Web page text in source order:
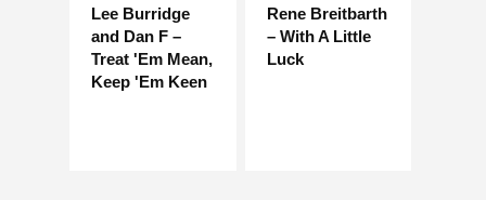
Lee Burridge
and Dan F –
Treat 'Em Mean,
Keep 'Em Keen
Rene Breitbarth
– With A Little
Luck